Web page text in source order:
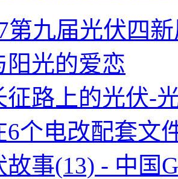
第九届光伏四
阳光的爱恋
征路上的光伏-
6个电改配套文
故事(13) - 中国